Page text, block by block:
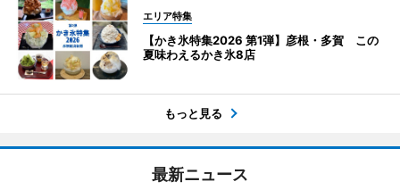
エリア特集
【かき氷特集2026 第1弾】彦根・多賀 この
夏味わえるかき氷8店
もっと見る
最新ニュース